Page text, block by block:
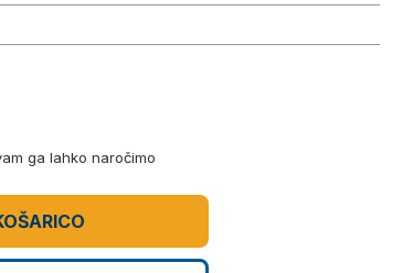
ga lahko naročimo